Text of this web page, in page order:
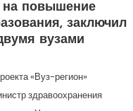
на повышение
заключил
вузами
«Вуз-регион»
здравоохранения